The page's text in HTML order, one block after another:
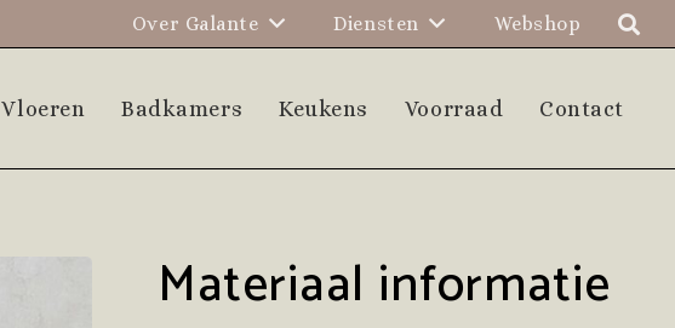
Over Galante Diensten Webshop
Vloeren Badkamers Keukens Voorraad Contact
Materiaal informatie